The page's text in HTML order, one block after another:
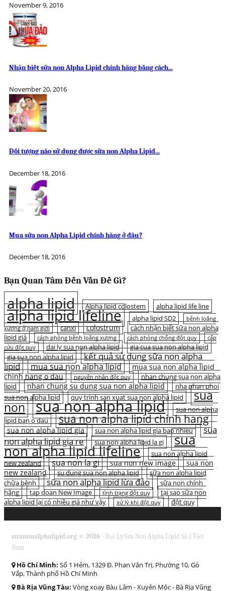
November 9, 2016
Nhận biết sữa non Alpha Lipid chính hãng bằng cách...
November 20, 2016
Đối tượng nào sử dụng được sữa non Alpha Lipid...
December 18, 2016
Mua sữa non Alpha Lipid chính hãng ở đâu?
December 18, 2016
Bạn Quan Tâm Đến Vấn Đề Gì?
alpha lipid Alpha lipid colostem alpha lipid life line
alpha lipid lifeline alpha lipid SD2
bệnh loãng
xương ở nam giới
canxi colostrum
cách nhận biết sữa non alpha
lipid giả
cách phòng bệnh loãng xương cách phòng chống đột quỵ
cấp
cứu đột quỵ
dai ly sua non alpha lipid
gia cua sua non alpha lipid
gia sua non alpha lipid
kết quả sử dụng sữa non alpha
lipid
mua sua non alpha lipid
mua sua non alpha lipid
chinh hang o dau
nguyên nhân đột quỵ
nhan chung sua non alpha
lipid
nhan chung su dung sua non alpha lipid
nha phan phoi
sua non alpha lipid
quy trinh san xuat sua non alpha lipid sua
non sua non alpha lipid
sua non alpha
lipid ban o dau
sua non alpha lipid chinh hang
sua non alpha lipid gia sua non alpha lipid gia bao nhieu
sua
non alpha lipid gia re
sua non alpha lipid la gi sua
non alpha lipid lifeline
sua non alpha lipid
new zealand
sua non la gi sua non new image
sua non
new zealand
su dung sua non alpha lipid
sữa non alpha lipid
chữa bệnh
sữa non alpha lipid lừa đảo
sữa non chính
hãng
tap doan New Image tình trạng đột quỵ
tại sao sữa non
alpha lipid lại có nhiều giá như vậy
xử lý khi đột quỵ đột quỵ
suanonalphalipid.org © 2026 - Đại Lý Sữa Non Alpha Lipid Số 1 Việt
Nam
Hồ Chí Minh: Số 1 Hẻm, 1329 Đ. Phan Văn Trị, Phường 10, Gò
Vấp, Thành phố Hồ Chí Minh
Bà Rịa Vũng Tàu: Vòng xoay Bàu Lâm - Xuyên Mộc - Bà Rịa Vũng